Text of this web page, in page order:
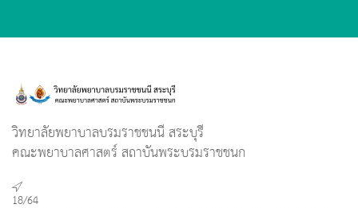
วิทยาลัยพยาบาลบรมราชชนนี สระบุรี
คณะพยาบาลศาสตร์ สถาบันพระบรมราชชนก
18/64